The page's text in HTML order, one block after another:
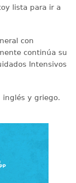
lista para ir a
con
continúa su
Intensivos
inglés y griego.